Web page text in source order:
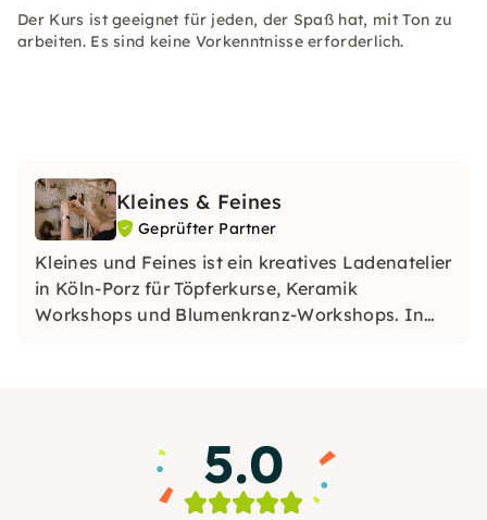
Der Kurs ist geeignet für jeden, der Spaß hat, mit Ton zu
arbeiten. Es sind keine Vorkenntnisse erforderlich.
Kleines & Feines
Geprüfter Partner
Kleines und Feines ist ein kreatives Ladenatelier
in Köln-Porz für Töpferkurse, Keramik
Workshops und Blumenkranz-Workshops. In
5.0